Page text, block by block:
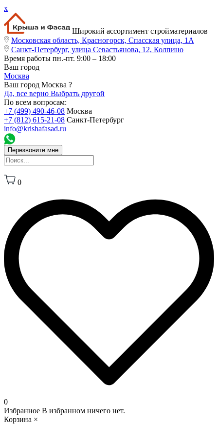
x
Широкий ассортимент стройматериалов
Московская область, Красногорск, Спасская улица, 1А
Санкт-Петербург, улица Севастьянова, 12, Колпино
Время работы пн.-пт. 9:00 – 18:00
Ваш город
Москва
Ваш город Москва ?
Да, все верно Выбрать другой
По всем вопросам:
+7 (499) 490-46-08 Москва
+7 (812) 615-21-08 Санкт-Петербург
info@krishafasad.ru
Перезвоните мне
0
0
Избранное В избранном ничего нет.
Корзина ×